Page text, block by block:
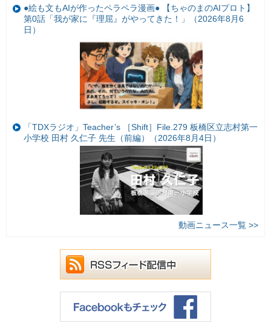
●絵も文もAIが作ったペラペラ漫画● 【ちゃのまのAIプロト】
第0話「我が家に『理屈』がやってきた！」（2026年8月6
日）
「TDXラジオ」Teacher’s ［Shift］File.279 板橋区立志村第一
小学校 田村 久仁子 先生（前編）（2026年8月4日）
動画ニュース一覧 >>